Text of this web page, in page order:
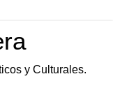
y Culturales.